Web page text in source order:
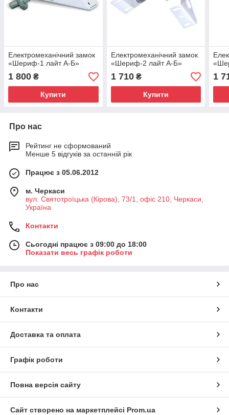
Електромеханічний замок
«Шериф-1 лайт А-Б»
1 800 ₴
Купити
Електромеханічний замок
«Шериф-2 лайт А-Б»
1 710₴
Купити
1
Про нас
Рейтинг не сформований
Менше 5 відгуків за останній рік
Працює з 05.06.2012
м. Черкаси
вул. Святотроїцька (Кірова), 73/1, офіс 210, Черкаси,
Україна
Контакти
Сьогодні працює з 09:00 до 18:00
Показати весь графік роботи
Про нас
Контакти
Доставка та оплата
Графік роботи
Повна версія сайту
Сайт створено на маркетплейсі Prom.ua